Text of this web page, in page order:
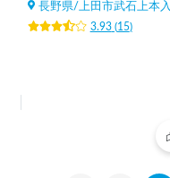
長野県/ 上田市武石上本入
3.93(15)